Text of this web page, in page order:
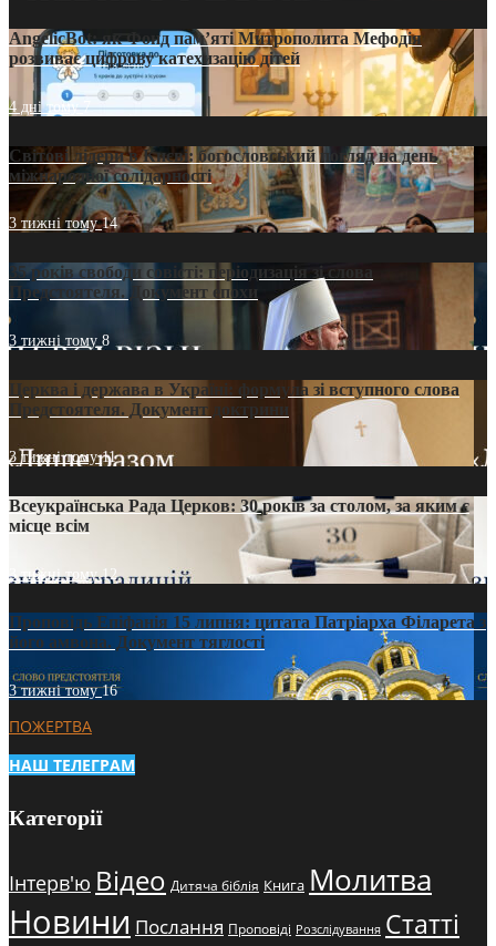
AngelicBot: як Фонд пам’яті Митрополита Мефодія
розвиває цифрову катехизацію дітей
4 дні тому7
Світові лідери в Києві: богословський погляд на день
міжнародної солідарності
3 тижні тому14
35 років свободи совісті: періодизація зі слова
Предстоятеля. Документ епохи
3 тижні тому 8
Церква і держава в Україні: формула зі вступного слова
Предстоятеля. Документ доктрини
3 тижні тому11
Всеукраїнська Рада Церков: 30 років за столом, за яким є
місце всім
3 тижні тому12
Проповідь Епіфанія 15 липня: цитата Патріарха Філарета з
його амвона. Документ тяглості
3 тижні тому16
ПОЖЕРТВА
НАШ ТЕЛЕГРАМ
Категорії
Інтерв'ю Відео Дитяча біблія Книга Молитва
Новини Послання Проповіді Розслідування Статті